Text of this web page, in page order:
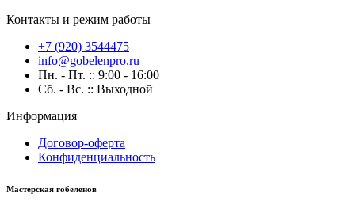
Контакты и режим работы
+7 (920) 3544475
info@gobelenpro.ru
Пн. - Пт. :: 9:00 - 16:00
Сб. - Вс. :: Выходной
Информация
Договор-оферта
Конфиденциальность
Мастерская гобеленов